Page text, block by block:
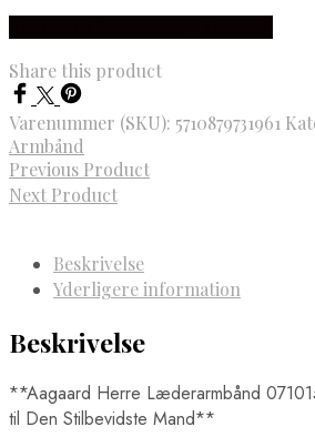
Share this product
Varenummer (SKU): 5710879731961
Armbånd
Previous Product
Next Product
Beskrivelse
Yderligere information
Beskrivelse
**Aagaard Herre Læderarmbånd
til Den Stilbevidste Mand**